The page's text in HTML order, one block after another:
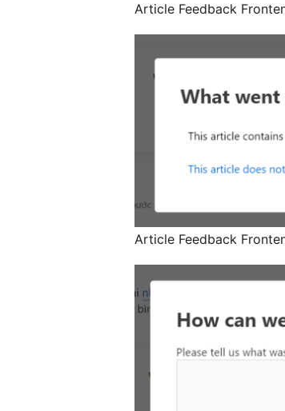
Article Feedback
Article Feedback